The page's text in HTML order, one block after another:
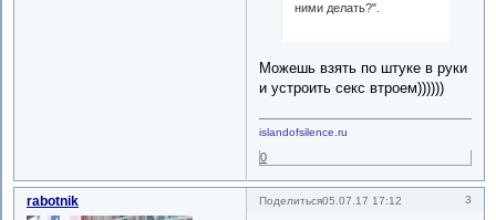
ними делать?".
Можешь взять по штуке в руки
и устроить секс втроем))))))
islandofsilence.ru
0
Поделиться 3
05.07.17 17:12
rabotnik